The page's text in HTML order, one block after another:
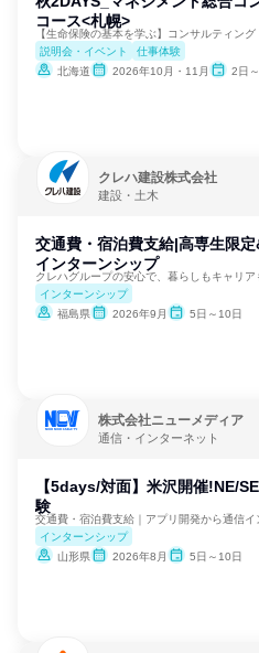
コース<札幌>
【生命保険の基本を学ぶ】コンサルティン
説明会・イベント
仕事体験
北海道
2026年10月・11月 2日
クレハ建設株式会社
建設・土木
交通費・宿泊費支給|高専生限
インターンシップ
クレハグループの安心で、暮らしもキャリア
インターンシップ
福島県
2026年9月 5日～10日
株式会社ニューメディア
通信・インターネット
【5days/対面】米沢開催!NE/
験
インターンシップ
山形県
2026年8月 5日～10日